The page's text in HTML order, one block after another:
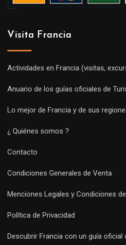
Visita Francia
Actividades en Francia (visitas,
Anuario de los guías oficiales de
Lo mejor de Francia y de sus
¿ Quiénes somos ?
Contacto
Condiciones Generales de Venta
Menciones Legales y Condiciones
Política de Privacidad
Descubrir Francia con un guía oficial